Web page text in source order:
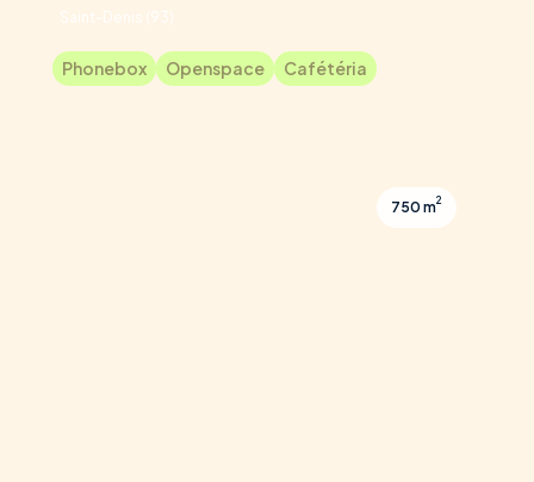
Saint-Denis (93)
Phonebox Openspace Cafétéria
750 m2